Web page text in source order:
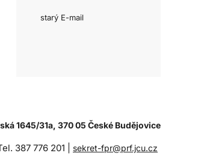
starý E-mail
1645/31a, 370 05 České Budějovice
387 776 201 | sekret-fpr@prf.jcu.cz